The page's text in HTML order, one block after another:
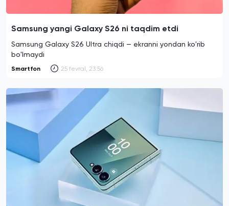
Samsung yangi Galaxy S26 ni taqdim etdi
Samsung Galaxy S26 Ultra chiqdi — ekranni yondan ko'rib
bo'lmaydi
Smartfon 25 fevral, 23:56